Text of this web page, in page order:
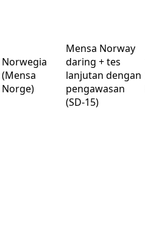
Norwegia
(Mensa
Norge)
Mensa Norway
daring + tes
lanjutan dengan
pengawasan
(SD-15)